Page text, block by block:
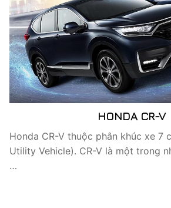
HONDA CR-V
Honda CR-V thuộc phân khúc xe 7
Utility Vehicle). CR-V là một trong
…